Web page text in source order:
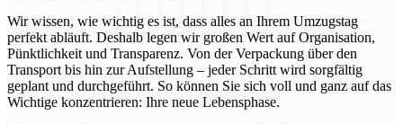
Wir wissen, wie wichtig es ist, dass alles an Ihrem Umzugstag
perfekt abläuft. Deshalb legen wir großen Wert auf Organisation,
Pünktlichkeit und Transparenz. Von der Verpackung über den
Transport bis hin zur Aufstellung – jeder Schritt wird sorgfältig
geplant und durchgeführt. So können Sie sich voll und ganz auf das
Wichtige konzentrieren: Ihre neue Lebensphase.